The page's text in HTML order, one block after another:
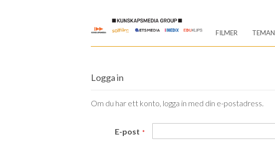
Content
FILMER TEMAN
Logga in
Om du har ett konto, logga in med din e-postadress.
E-post